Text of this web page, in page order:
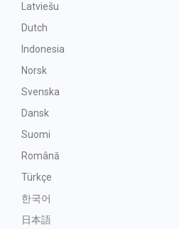
Latviešu
Dutch
Indonesia
Norsk
Svenska
Dansk
Suomi
Română
Türkçe
한국어
日本語